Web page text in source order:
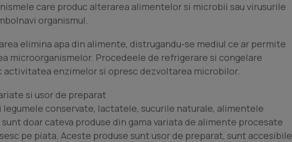
care produc alterarea alimentelor si microbii sau virusurile
organismul.
elimina apa din alimente, distrugandu-se mediul ce ar permite
microorganismelor. Procedeele de refrigerare si congelare
activitatea enzimelor si opresc dezvoltarea microbilor.
si usor de preparat
legumele conservate, lactatele, sucurile naturale, alimentele
doar cateva produse din gama variata de alimente procesate
pe piata. Aceste produse sunt usor de preparat, sunt accesibile